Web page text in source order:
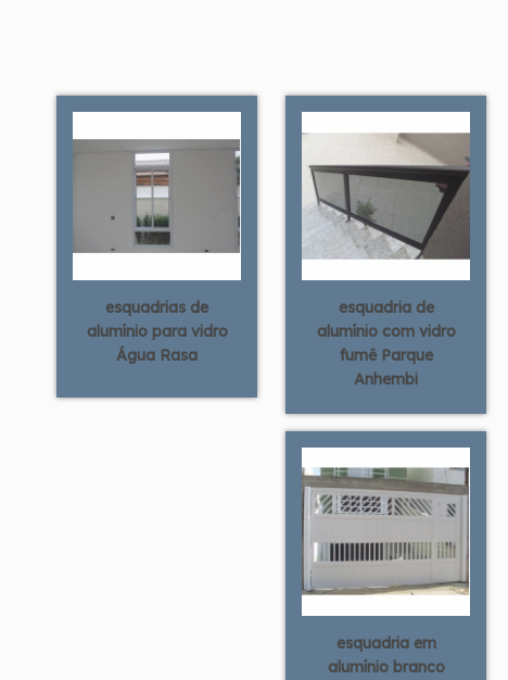
esquadrias de
alumínio para vidro
Água Rasa
esquadria de
alumínio com vidro
fumê Parque
Anhembi
esquadria em
alumínio branco